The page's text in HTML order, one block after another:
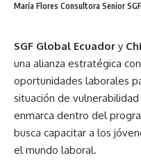
María Flores Consultora Senior
SGF Global Ecuador y
una alianza estratégica
oportunidades laborales
situación de
enmarca dentro del
busca capacitar a los
el mundo laboral.